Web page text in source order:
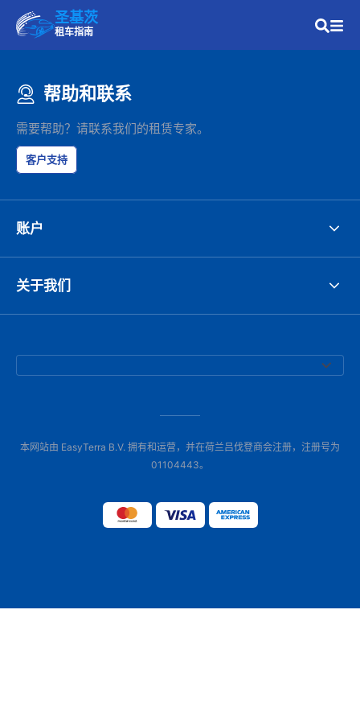
圣基茨
租车指南
帮助和联系
需要帮助？请联系我们的租赁专家。
客户支持
账户
关于我们
本网站由 EasyTerra B.V. 拥有和运营，并在荷兰吕伐登商会注册，注册号为
01104443。